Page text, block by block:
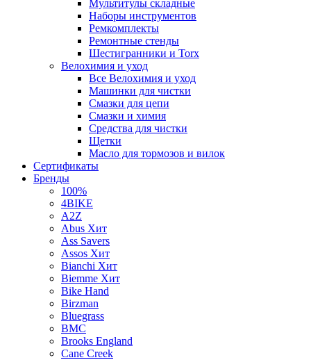
Мультитулы складные
Наборы инструментов
Ремкомплекты
Ремонтные стенды
Шестигранники и Torx
Велохимия и уход
Все Велохимия и уход
Машинки для чистки
Смазки для цепи
Смазки и химия
Средства для чистки
Щетки
Масло для тормозов и вилок
Сертификаты
Бренды
100%
4BIKE
A2Z
Abus Хит
Ass Savers
Assos Хит
Bianchi Хит
Biemme Хит
Bike Hand
Birzman
Bluegrass
BMC
Brooks England
Cane Creek